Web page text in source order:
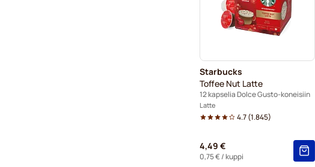
Starbucks
Toffee Nut Latte
12 kapselia Dolce Gusto-koneisiin
Latte
4.7(1.845)
4,49 €
0,75 €/ kuppi